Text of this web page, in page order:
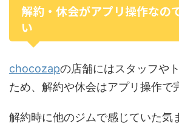
解約・休会がアプリ操作なの
い
chocozapの店舗にはスタッフや
ため、解約や休会はアプリ操作で
解約時に他のジムで感じていた気